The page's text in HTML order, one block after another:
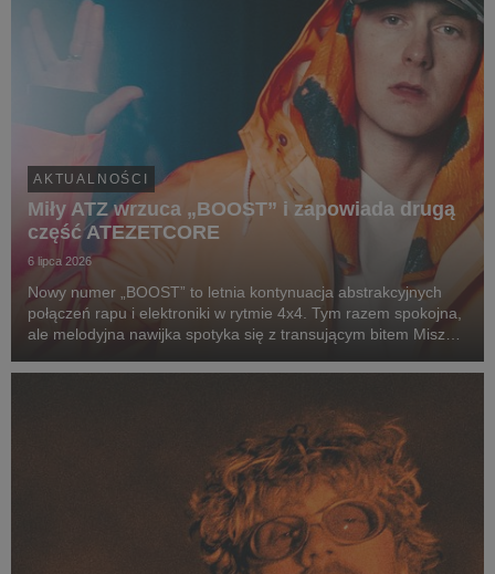
AKTUALNOŚCI
Miły ATZ wrzuca „BOOST” i zapowiada drugą
część ATEZETCORE
6 lipca 2026
Nowy numer „BOOST” to letnia kontynuacja abstrakcyjnych
połączeń rapu i elektroniki w rytmie 4x4. Tym razem spokojna,
ale melodyjna nawijka spotyka się z transującym bitem Miszy
wyraźnego dropu, prowadzi nas w progre...